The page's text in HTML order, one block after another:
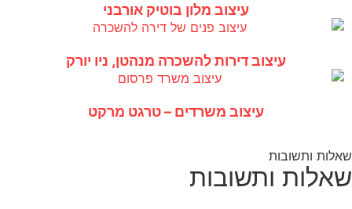
עיצוב מלון בוטיק אורבני
עיצוב דירות להשכרה מנהטן, ניו יורק
עיצוב משרדים – טרגט מרקט
שאלות ותשובות
שאלות ותשובות